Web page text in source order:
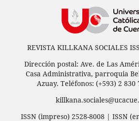
REVISTA KILLKANA SOCIALES
Dirección postal: Ave. de Las
Casa Administrativa, parroquia
Azuay. Teléfonos: (+593) 2 830
ISSN (impreso) 2528-8008 | ISSN